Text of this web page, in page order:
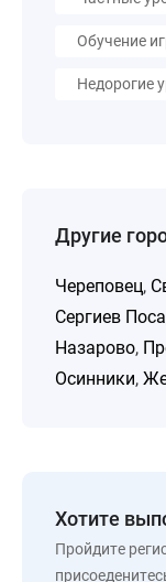
Обучение
Недорогие
Другие
Череповец,
Сергиев
Назарово,
Осинники,
Хотите
Пройдите